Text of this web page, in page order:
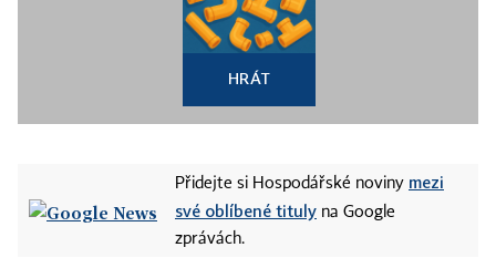
HRÁT
Přidejte si Hospodářské noviny mezi
své oblíbené tituly na Google
zprávách.